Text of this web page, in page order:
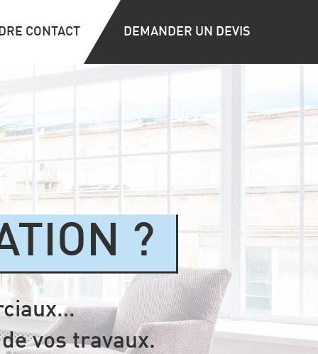
CONTACT DEMANDER UN DEVIS
?
vos travaux.